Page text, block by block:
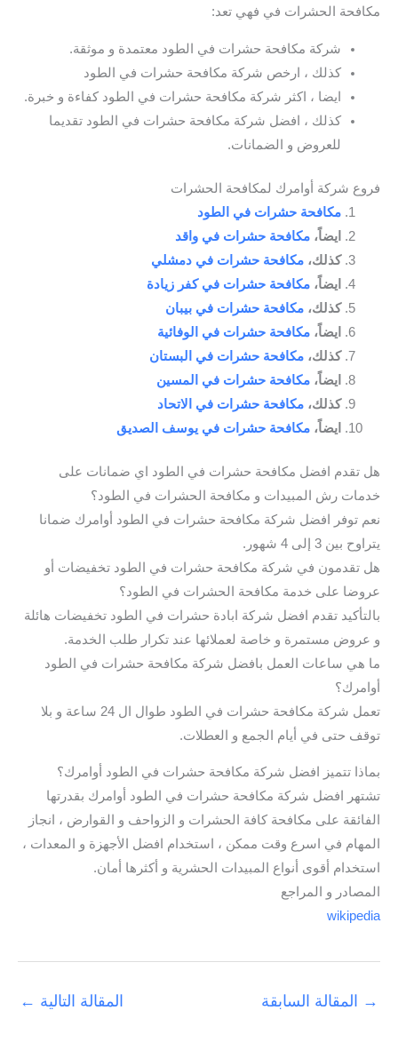
مكافحة الحشرات في فهي تعد:
شركة مكافحة حشرات في الطود معتمدة و موثقة.
كذلك ، ارخص شركة مكافحة حشرات في الطود
ايضا ، اكثر شركة مكافحة حشرات في الطود كفاءة و خبرة.
كذلك ، افضل شركة مكافحة حشرات في الطود تقديما
للعروض و الضمانات.
فروع شركة أوامرك لمكافحة الحشرات
مكافحة حشرات في الطود
ايضاً، مكافحة حشرات في واقد
كذلك، مكافحة حشرات في دمشلي
ايضاً، مكافحة حشرات في كفر زيادة
كذلك، مكافحة حشرات في بيبان
ايضاً، مكافحة حشرات في الوفائية
كذلك، مكافحة حشرات في البستان
ايضاً، مكافحة حشرات في المسين
كذلك، مكافحة حشرات في الاتحاد
ايضاً، مكافحة حشرات في يوسف الصديق
هل تقدم افضل مكافحة حشرات في الطود اي ضمانات على
خدمات رش المبيدات و مكافحة الحشرات في الطود؟
نعم توفر افضل شركة مكافحة حشرات في الطود أوامرك ضمانا
يتراوح بين 3 إلى 4 شهور.
هل تقدمون في شركة مكافحة حشرات في الطود تخفيضات أو
عروضا على خدمة مكافحة الحشرات في الطود؟
بالتأكيد تقدم افضل شركة ابادة حشرات في الطود تخفيضات هائلة
و عروض مستمرة و خاصة لعملائها عند تكرار طلب الخدمة.
ما هي ساعات العمل بافضل شركة مكافحة حشرات في الطود
أوامرك؟
تعمل شركة مكافحة حشرات في الطود طوال ال 24 ساعة و بلا
توقف حتى في أيام الجمع و العطلات.
بماذا تتميز افضل شركة مكافحة حشرات في الطود أوامرك؟
تشتهر افضل شركة مكافحة حشرات في الطود أوامرك بقدرتها
الفائقة على مكافحة كافة الحشرات و الزواحف و القوارض ، انجاز
المهام في اسرع وقت ممكن ، استخدام افضل الأجهزة و المعدات ،
استخدام أقوى أنواع المبيدات الحشرية و أكثرها أمان.
المصادر و المراجع
wikipedia
→ المقالة السابقة المقالة التالية ←